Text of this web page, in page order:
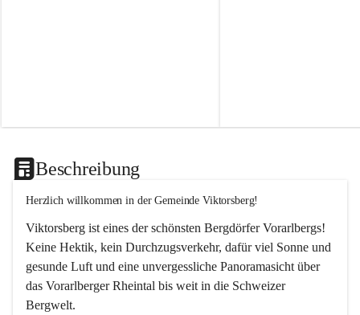
Beschreibung
Herzlich willkommen in der Gemeinde Viktorsberg!
Viktorsberg ist eines der schönsten Bergdörfer Vorarlbergs!
Keine Hektik, kein Durchzugsverkehr, dafür viel Sonne und
gesunde Luft und eine unvergessliche Panoramasicht über
das Vorarlberger Rheintal bis weit in die Schweizer
Bergwelt.